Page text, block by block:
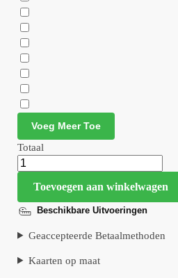
Voeg Meer Toe
Totaal
Toevoegen aan winkelwagen
Beschikbare Uitvoeringen
Geaccepteerde Betaalmethoden
Kaarten op maat